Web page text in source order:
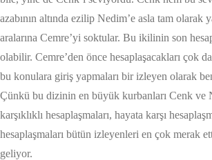
azabının altında ezilip Nedim’e asla tam olarak
aralarına Cemre’yi soktular. Bu ikilinin son
olabilir. Cemre’den önce hesaplaşacakları çok
bu konulara giriş yapmaları bir izleyen olarak
Çünkü bu dizinin en büyük kurbanları Cenk ve
karşıklıklı hesaplaşmaları, hayata karşı
hesaplaşmaları bütün izleyenleri en çok merak
geliyor.